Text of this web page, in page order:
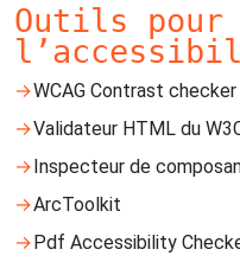
Outils pour
WCAG Contrast checker
Validateur HTML du
Inspecteur de
ArcToolkit
Pdf Accessibility